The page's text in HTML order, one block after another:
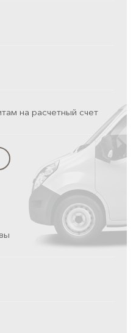
на расчетный счет